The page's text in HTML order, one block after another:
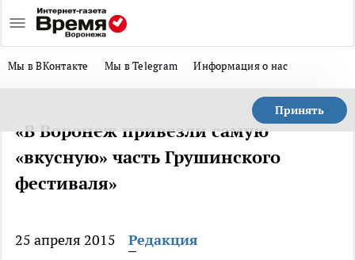
Мы в ВКонтакте Мы в Telegram Информация о нас
Принять
«В Воронеж привезли самую
«вкусную» часть Грушинского
фестиваля»
25 апреля 2015
Редакция